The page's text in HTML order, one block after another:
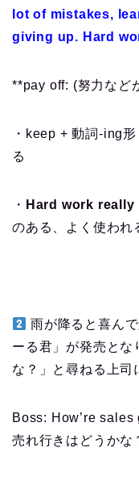
lot of mistakes,
giving up. Hard
**pay off: (努力など
・keep + 動詞-ing
る
・ Hard work
のある、よく使われ
雨が降ると喜ん
ーる君」が発売とな
な？」と尋ねる上司
Boss: How’re sales
売れ行きはどうかな